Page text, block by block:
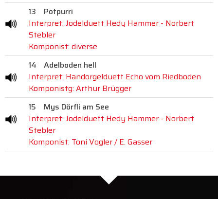
13
Potpurri
Interpret: Jodelduett Hedy Hammer - Norbert
Stebler
Komponist: diverse
14
Adelboden hell
Interpret: Handorgelduett Echo vom Riedboden
Komponistg: Arthur Brügger
15
Mys Dörfli am See
Interpret: Jodelduett Hedy Hammer - Norbert
Stebler
Komponist: Toni Vogler / E. Gasser